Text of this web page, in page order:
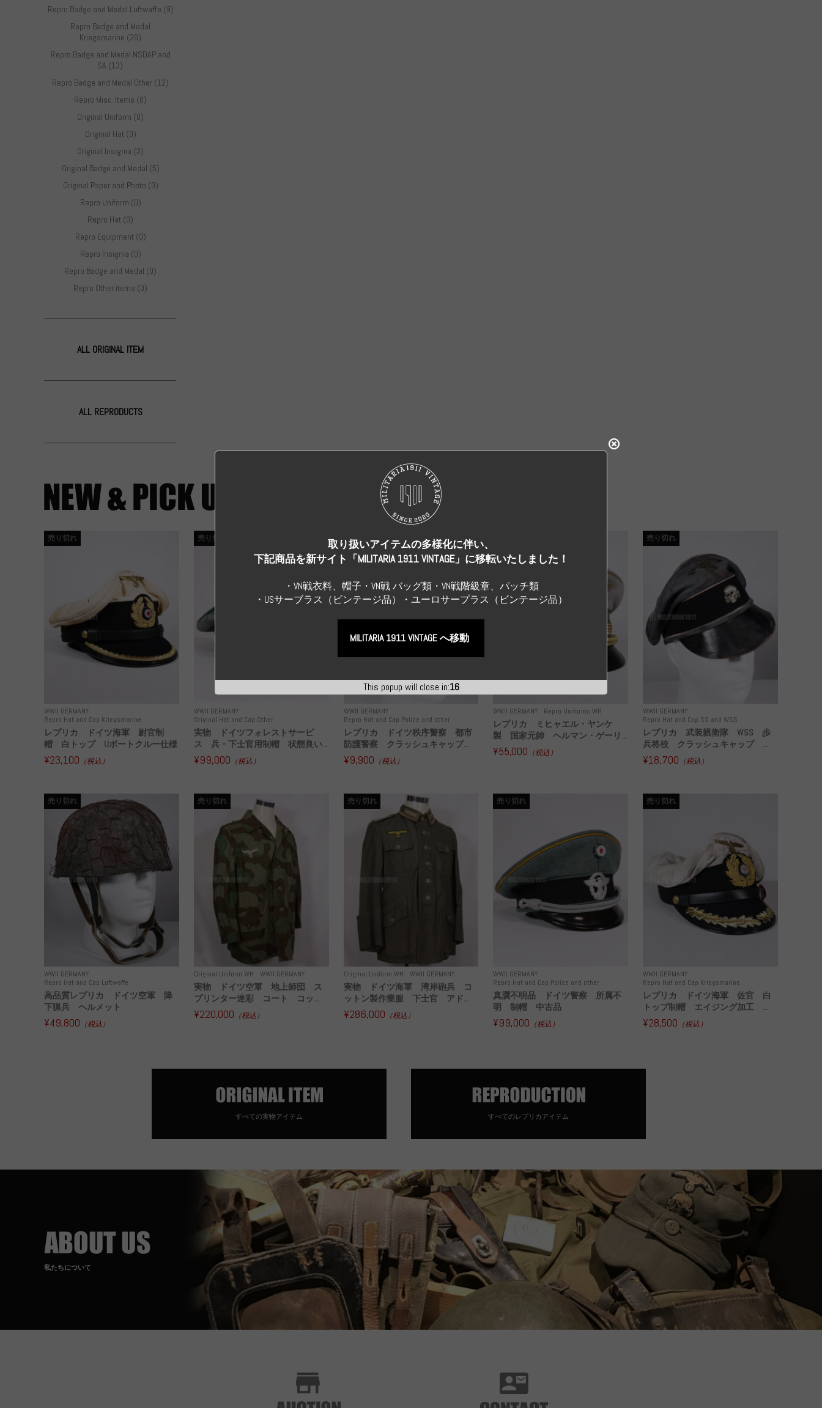
Repro Badge and Medal Luftwaffe (9)
Repro Badge and Medal
Kriegsmarine (26)
Repro Badge and Medal NSDAP and
SA (13)
Repro Badge and Medal Other (12)
Repro Misc. Items (0)
Original Uniform (0)
Original Hat (0)
Original Insignia (3)
Original Badge and Medal (5)
Original Paper and Photo (0)
Repro Uniform (0)
Repro Hat (0)
Repro Equipment (0)
Repro Insignia (0)
Repro Badge and Medal (0)
Repro Other items (0)
ALL ORIGINAL ITEM
ALL REPRODUCTS
WWII GERMANY
Repro Hat and Cap Kriegsmarine
売り切れ
レプリカ ドイツ海軍 尉官制
帽 白トップ Uボートクルー仕様
¥23,100 （税込）
WWII GERMANY
Original Hat and Cap Other
売り切れ
実物 ドイツフォレストサービ
ス 兵・下士官用制帽 状態良い...
¥99,000 （税込）
WWII GERMANY
Repro Hat and Cap Police and other
売り切れ
レプリカ ドイツ秩序警察 都市
防護警察 クラッシュキャップ...
¥9,900 （税込）
WWII GERMANY Repro Uniforms WH
レプリカ ミヒャエル・ヤンケ
製 国家元帥 ヘルマン・ゲーリ...
¥55,000 （税込）
WWII GERMANY
Repro Hat and Cap SS and WSS
売り切れ
レプリカ 武装親衛隊 WSS 歩
兵将校 クラッシュキャップ ...
¥18,700 （税込）
WWII GERMANY
Repro Hat and Cap Luftwaffe
売り切れ
高品質レプリカ ドイツ空軍 降
下猟兵 ヘルメット
¥49,800 （税込）
Original Uniform WH WWII GERMANY
売り切れ
実物 ドイツ空軍 地上師団 ス
プリンター迷彩 コート コッ...
¥220,000 （税込）
Original Uniform WH WWII GERMANY
売り切れ
実物 ドイツ海軍 湾岸砲兵 コ
ットン製作業服 下士官 アド...
¥286,000 （税込）
WWII GERMANY
Repro Hat and Cap Police and other
売り切れ
真贋不明品 ドイツ警察 所属不
明 制帽 中古品
¥99,000 （税込）
WWII GERMANY
Repro Hat and Cap Kriegsmarine
売り切れ
レプリカ ドイツ海軍 佐官 白
トップ制帽 エイジング加工 ...
¥28,500 （税込）
すべての実物アイテム すべてのレプリカアイテム
私たちについて
This popup will close in:15
取り扱いアイテムの多様化に伴い、
下記商品を新サイト「MILITARIA 1911 VINTAGE」に移転いたしました！
・VN戦衣料、帽子・VN戦 バッグ類・VN戦階級章、パッチ類
・USサーブラス（ビンテージ品）・ユーロサープラス（ビンテージ品）
MILITARIA 1911 VINTAGE へ移動